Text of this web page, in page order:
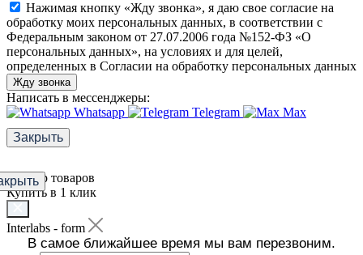
Нажимая кнопку «Жду звонка», я даю свое согласие на
обработку моих персональных данных, в соответствии с
Федеральным законом от 27.07.2006 года №152-ФЗ «О
персональных данных», на условиях и для целей,
определенных в Согласии на обработку персональных данных
Жду звонка
Написать в мессенджеры:
Whatsapp
Telegram
Max
Закрыть
Фильтр товаров
Купить в 1 клик
Interlabs - form
В самое ближайшее время мы вам перезвоним.